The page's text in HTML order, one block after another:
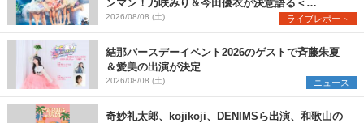
ンマン！乃咲みり＆今田優衣が決意語る＜
Onephony新体制1st Oneman Live はじまりの夏
＞
2026/08/08 (土) ライブレポート
結那バースデーイベント2026のゲストで斉藤朱夏
＆愛美の出演が決定
2026/08/08 (土) ニュース
奇妙礼太郎、kojikoji、DENIMSら出演、和歌山の